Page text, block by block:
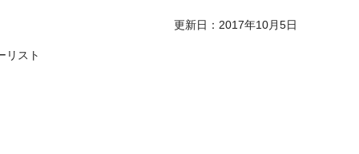
更新日：2017年10月5日
リスト